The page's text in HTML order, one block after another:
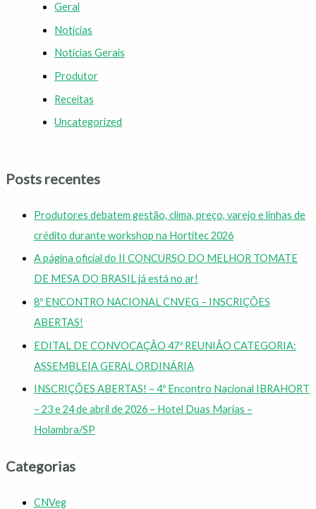
Geral
Notícias
Notícias Gerais
Produtor
Receitas
Uncategorized
Posts recentes
Produtores debatem gestão, clima, preço, varejo e linhas de
crédito durante workshop na Hortitec 2026
A página oficial do II CONCURSO DO MELHOR TOMATE
DE MESA DO BRASIL já está no ar!
8º ENCONTRO NACIONAL CNVEG – INSCRIÇÕES
ABERTAS!
EDITAL DE CONVOCAÇÃO 47ª REUNIÃO CATEGORIA:
ASSEMBLEIA GERAL ORDINÁRIA
INSCRIÇÕES ABERTAS! – 4º Encontro Nacional IBRAHORT
– 23 e 24 de abril de 2026 – Hotel Duas Marias –
Holambra/SP
Categorias
CNVeg